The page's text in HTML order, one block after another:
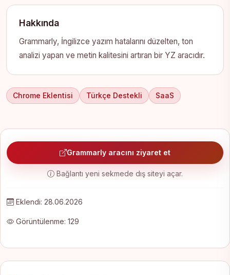
Hakkında
Grammarly, İngilizce yazım hatalarını düzelten, ton
analizi yapan ve metin kalitesini artıran bir YZ aracıdır.
Chrome Eklentisi Türkçe Destekli SaaS
Grammarly aracını ziyaret et
Bağlantı yeni sekmede dış siteyi açar.
Eklendi: 28.06.2026
Görüntülenme: 129